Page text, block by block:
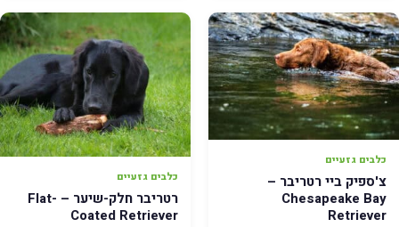
כלבים גזעיים
צ'ספיק ביי רטריבר –
Chesapeake Bay
Retriever
כלבים גזעיים
רטריבר חלק-שיער – Flat-
Coated Retriever